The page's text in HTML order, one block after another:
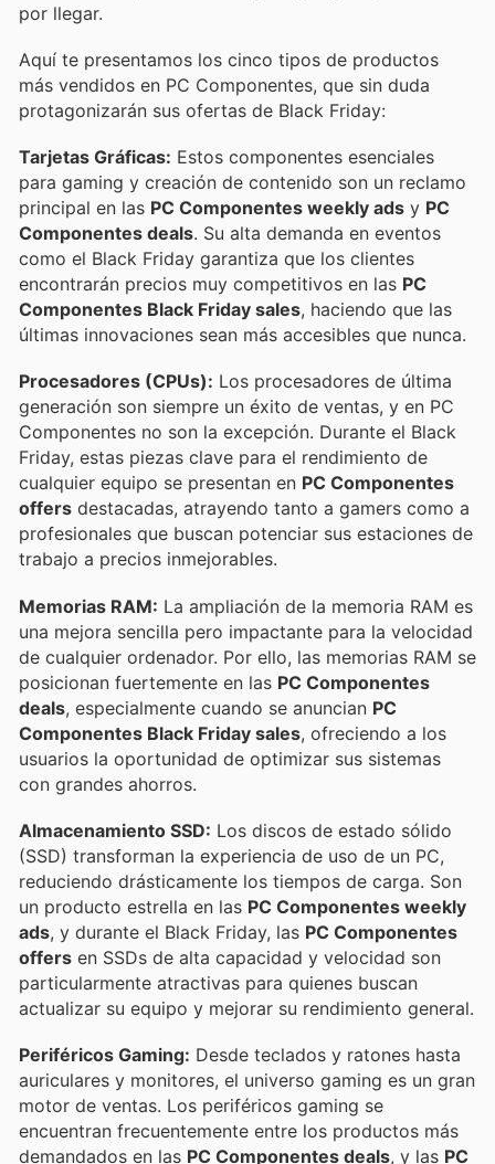
por llegar.
Aquí te presentamos los cinco tipos de productos
más vendidos en PC Componentes, que sin duda
protagonizarán sus ofertas de Black Friday:
Tarjetas Gráficas: Estos componentes esenciales
para gaming y creación de contenido son un reclamo
principal en las PC Componentes weekly ads y PC
Componentes deals. Su alta demanda en eventos
como el Black Friday garantiza que los clientes
encontrarán precios muy competitivos en las PC
Componentes Black Friday sales, haciendo que las
últimas innovaciones sean más accesibles que nunca.
Procesadores (CPUs): Los procesadores de última
generación son siempre un éxito de ventas, y en PC
Componentes no son la excepción. Durante el Black
Friday, estas piezas clave para el rendimiento de
cualquier equipo se presentan en PC Componentes
offers destacadas, atrayendo tanto a gamers como a
profesionales que buscan potenciar sus estaciones de
trabajo a precios inmejorables.
Memorias RAM: La ampliación de la memoria RAM es
una mejora sencilla pero impactante para la velocidad
de cualquier ordenador. Por ello, las memorias RAM se
posicionan fuertemente en las PC Componentes
deals, especialmente cuando se anuncian PC
Componentes Black Friday sales, ofreciendo a los
usuarios la oportunidad de optimizar sus sistemas
con grandes ahorros.
Almacenamiento SSD: Los discos de estado sólido
(SSD) transforman la experiencia de uso de un PC,
reduciendo drásticamente los tiempos de carga. Son
un producto estrella en las PC Componentes weekly
ads, y durante el Black Friday, las PC Componentes
offers en SSDs de alta capacidad y velocidad son
particularmente atractivas para quienes buscan
actualizar su equipo y mejorar su rendimiento general.
Periféricos Gaming: Desde teclados y ratones hasta
auriculares y monitores, el universo gaming es un gran
motor de ventas. Los periféricos gaming se
encuentran frecuentemente entre los productos más
demandados en las PC Componentes deals, y las PC